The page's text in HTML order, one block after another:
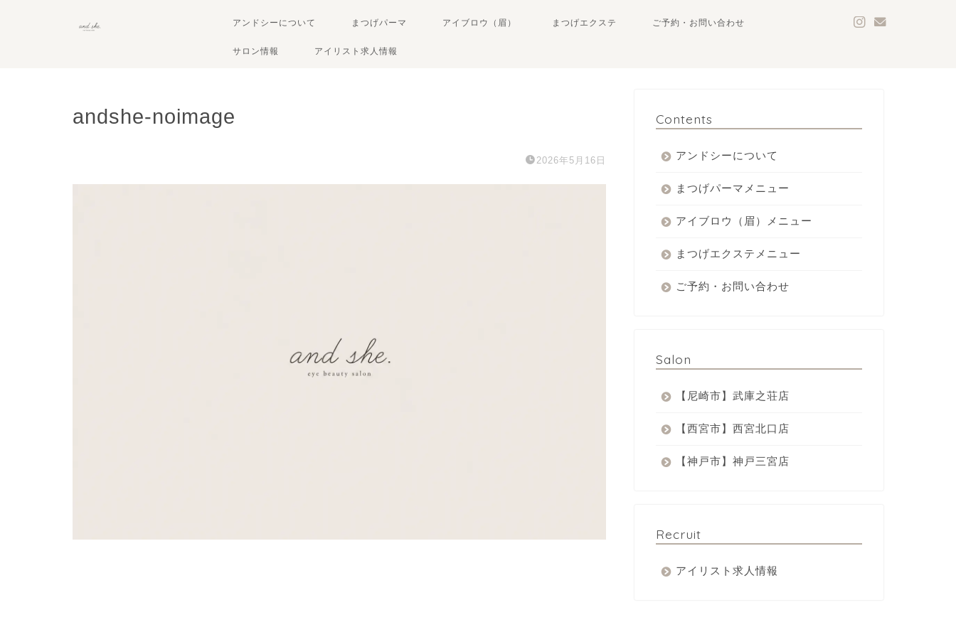
アンドシーについて まつげパーマ アイブロウ（眉） まつげエクステ ご予約・お問い合わせ
サロン情報 アイリスト求人情報
andshe-noimage
2026年5月16日
Contents
アンドシーについて
まつげパーマメニュー
アイブロウ（眉）メニュー
まつげエクステメニュー
ご予約・お問い合わせ
Salon
【尼崎市】武庫之荘店
【西宮市】西宮北口店
【神戸市】神戸三宮店
Recruit
アイリスト求人情報